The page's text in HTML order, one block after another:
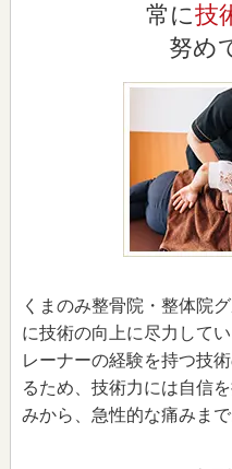
常に技
努め
くまのみ整骨院・整体院
に技術の向上に尽力して
レーナーの経験を持つ技
るため、技術力には自信
みから、急性的な痛みまで